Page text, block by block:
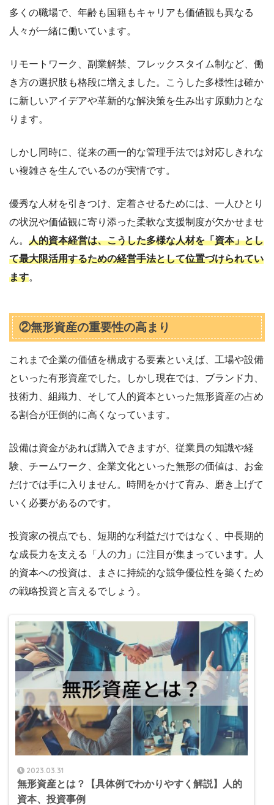
多くの職場で、年齢も国籍もキャリアも価値観も異なる
人々が一緒に働いています。
リモートワーク、副業解禁、フレックスタイム制など、働
き方の選択肢も格段に増えました。こうした多様性は確か
に新しいアイデアや革新的な解決策を生み出す原動力とな
ります。
しかし同時に、従来の画一的な管理手法では対応しきれな
い複雑さを生んでいるのが実情です。
優秀な人材を引きつけ、定着させるためには、一人ひとり
の状況や価値観に寄り添った柔軟な支援制度が欠かせませ
ん。 人的資本経営は、こうした多様な人材を「資本」とし
て最大限活用するための経営手法として位置づけられてい
ます。
②無形資産の重要性の高まり
これまで企業の価値を構成する要素といえば、工場や設備
といった有形資産でした。しかし現在では、ブランド力、
技術力、組織力、そして人的資本といった無形資産の占め
る割合が圧倒的に高くなっています。
設備は資金があれば購入できますが、従業員の知識や経
験、チームワーク、企業文化といった無形の価値は、お金
だけでは手に入りません。時間をかけて育み、磨き上げて
いく必要があるのです。
投資家の視点でも、短期的な利益だけではなく、中長期的
な成長力を支える「人の力」に注目が集まっています。人
的資本への投資は、まさに持続的な競争優位性を築くため
の戦略投資と言えるでしょう。
2023.03.31
無形資産とは？【具体例でわかりやすく解説】人的
資本、投資事例